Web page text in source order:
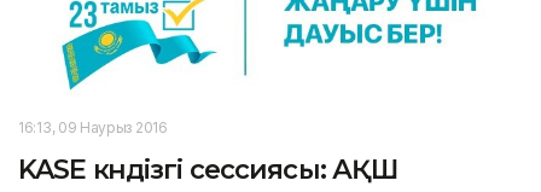
16:13, 09 Наурыз 2016
KASE күндізгі сессиясы: АҚШ